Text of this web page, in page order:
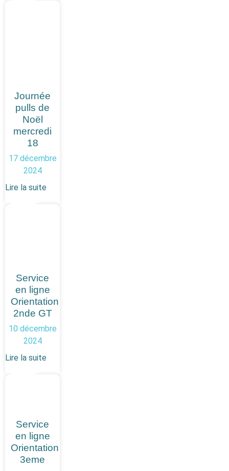
Journée
pulls de
Noël
mercredi
18
17 décembre
2024
Lire la suite
Service
en ligne
Orientation
2nde GT
10 décembre
2024
Lire la suite
Service
en ligne
Orientation
3eme